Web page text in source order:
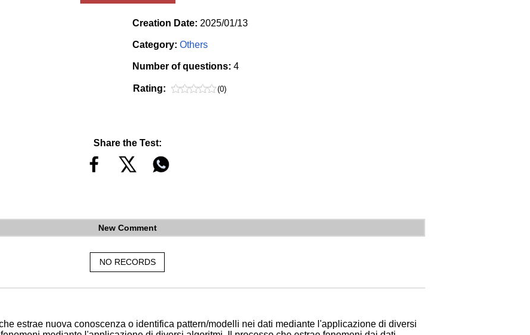
Creation Date: 2025/01/13
Category: Others
Number of questions: 4
Rating: (0)
Share the Test:
New Comment
NO RECORDS
estrae nuova conoscenza o identifica pattern/modelli nei dati mediante l'applicazione di diversi